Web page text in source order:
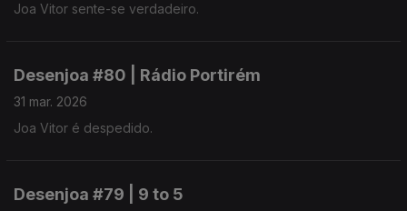
Joa Vitor sente-se verdadeiro.
Desenjoa #80 | Rádio Portirém
31 mar. 2026
Joa Vitor é despedido.
Desenjoa #79 | 9 to 5